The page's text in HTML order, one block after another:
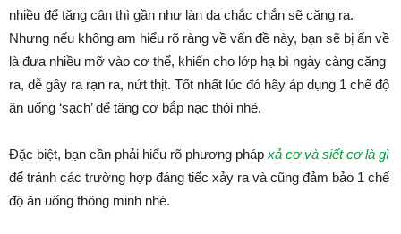
nhiều để tăng cân thì gần như làn da chắc chắn sẽ căng ra.
Nhưng nếu không am hiểu rõ ràng về vấn đề này, bạn sẽ bị ấn về
là đưa nhiều mỡ vào cơ thể, khiến cho lớp hạ bì ngày càng căng
ra, dễ gây ra rạn ra, nứt thịt. Tốt nhất lúc đó hãy áp dụng 1 chế độ
ăn uống ‘sạch’ để tăng cơ bắp nạc thôi nhé.
Đặc biệt, bạn cần phải hiểu rõ phương pháp xả cơ và siết cơ là gì
để tránh các trường hợp đáng tiếc xảy ra và cũng đảm bảo 1 chế
độ ăn uống thông minh nhé.